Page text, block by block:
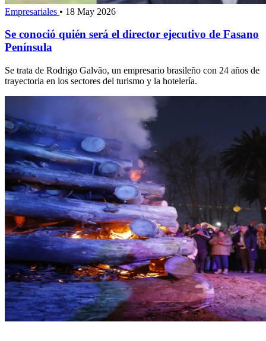
Empresariales • 18 May 2026
Se conoció quién será el director ejecutivo de Fasano
Península
Se trata de Rodrigo Galvão, un empresario brasileño con 24 años de
trayectoria en los sectores del turismo y la hotelería.